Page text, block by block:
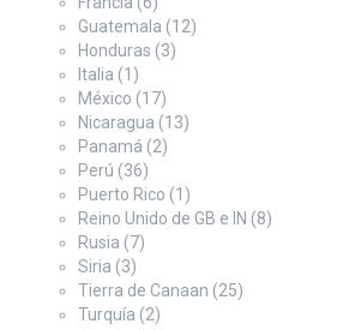
Guatemala (12)
Honduras (3)
Italia (1)
México (17)
Nicaragua (13)
Panamá (2)
Perú (36)
Puerto Rico (1)
Reino Unido de GB e IN (8)
Rusia (7)
Siria (3)
Tierra de Canaan (25)
Turquía (2)